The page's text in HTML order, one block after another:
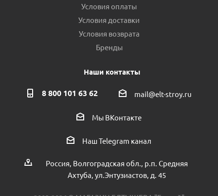
Условия оплаты
Условия доставки
Условия возврата
Бренды
Наши контакты
8 800 101 63 62 mail@elt-stroy.ru
Мы ВКонтакте
Наш Telegram канал
Россия, Волгоградская обл., р.п. Средняя
Ахтуба, ул.Энтузиастов, д. 45